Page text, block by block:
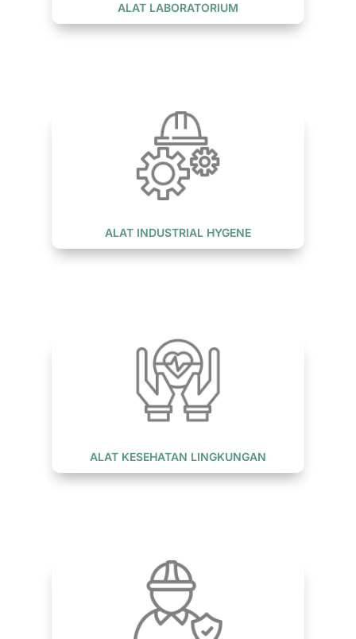
ALAT LABORATORIUM
ALAT INDUSTRIAL HYGENE
ALAT KESEHATAN LINGKUNGAN